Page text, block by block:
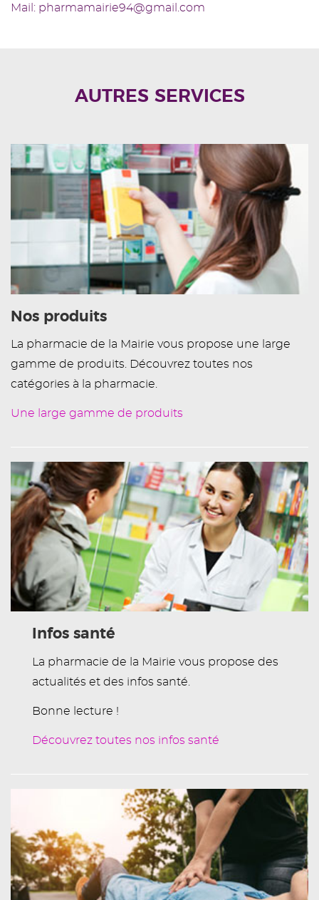
Mail: pharmamairie94@gmail.com
AUTRES SERVICES
Nos produits
La pharmacie de la Mairie vous propose une large
gamme de produits. Découvrez toutes nos
catégories à la pharmacie.
Une large gamme de produits
Infos santé
La pharmacie de la Mairie vous propose des
actualités et des infos santé.
Bonne lecture !
Découvrez toutes nos infos santé